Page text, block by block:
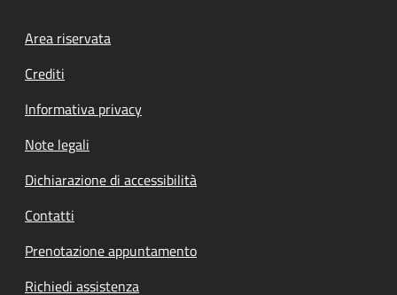
Footer menu
Area riservata
Crediti
Informativa privacy
Note legali
Dichiarazione di accessibilità
Contatti
Prenotazione appuntamento
Richiedi assistenza